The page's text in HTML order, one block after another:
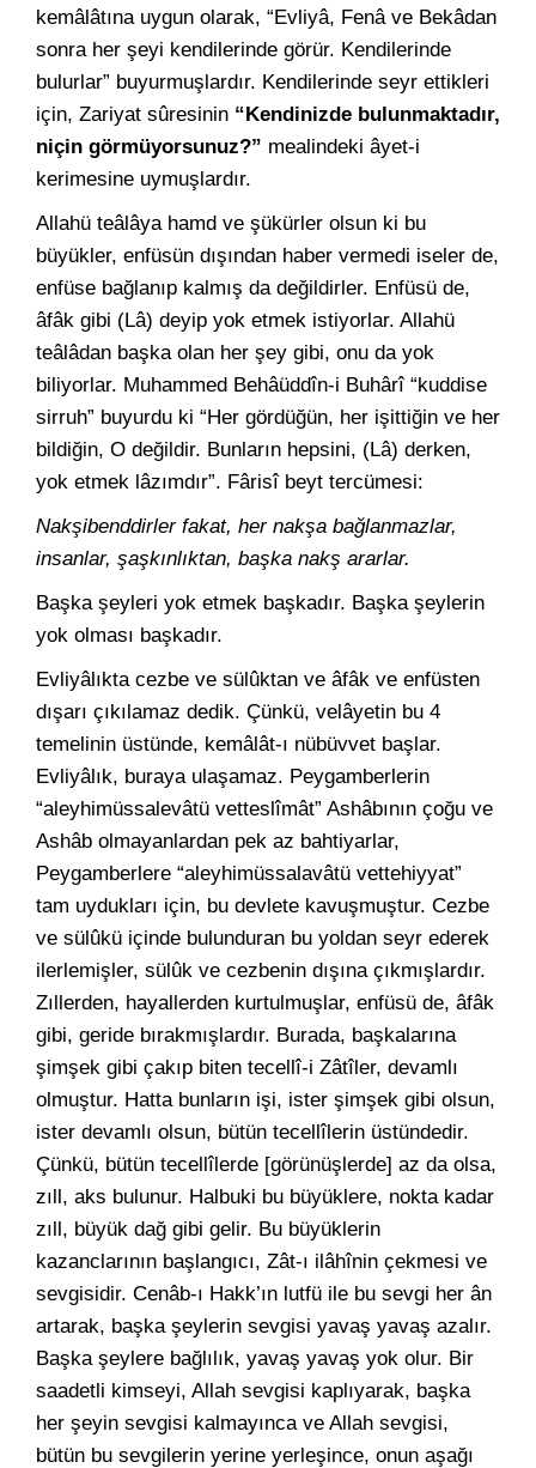
kemâlâtına uygun olarak, “Evliyâ, Fenâ ve Bekâdan
sonra her şeyi kendilerinde görür. Kendilerinde
bulurlar” buyurmuşlardır. Kendilerinde seyr ettikleri
için, Zariyat sûresinin “Kendinizde bulunmaktadır,
niçin görmüyorsunuz?” mealindeki âyet-i
kerimesine uymuşlardır.
Allahü teâlâya hamd ve şükürler olsun ki bu
büyükler, enfüsün dışından haber vermedi iseler de,
enfüse bağlanıp kalmış da değildirler. Enfüsü de,
âfâk gibi (Lâ) deyip yok etmek istiyorlar. Allahü
teâlâdan başka olan her şey gibi, onu da yok
biliyorlar. Muhammed Behâüddîn-i Buhârî “kuddise
sirruh” buyurdu ki “Her gördüğün, her işittiğin ve her
bildiğin, O değildir. Bunların hepsini, (Lâ) derken,
yok etmek lâzımdır”. Fârisî beyt tercümesi:
Nakşibenddirler fakat, her nakşa bağlanmazlar,
insanlar, şaşkınlıktan, başka nakş ararlar.
Başka şeyleri yok etmek başkadır. Başka şeylerin
yok olması başkadır.
Evliyâlıkta cezbe ve sülûktan ve âfâk ve enfüsten
dışarı çıkılamaz dedik. Çünkü, velâyetin bu 4
temelinin üstünde, kemâlât-ı nübüvvet başlar.
Evliyâlık, buraya ulaşamaz. Peygamberlerin
“aleyhimüssalevâtü vetteslîmât” Ashâbının çoğu ve
Ashâb olmayanlardan pek az bahtiyarlar,
Peygamberlere “aleyhimüssalavâtü vettehiyyat”
tam uydukları için, bu devlete kavuşmuştur. Cezbe
ve sülûkü içinde bulunduran bu yoldan seyr ederek
ilerlemişler, sülûk ve cezbenin dışına çıkmışlardır.
Zıllerden, hayallerden kurtulmuşlar, enfüsü de, âfâk
gibi, geride bırakmışlardır. Burada, başkalarına
şimşek gibi çakıp biten tecellî-i Zâtîler, devamlı
olmuştur. Hatta bunların işi, ister şimşek gibi olsun,
ister devamlı olsun, bütün tecellîlerin üstündedir.
Çünkü, bütün tecellîlerde [görünüşlerde] az da olsa,
zıll, aks bulunur. Halbuki bu büyüklere, nokta kadar
zıll, büyük dağ gibi gelir. Bu büyüklerin
kazanclarının başlangıcı, Zât-ı ilâhînin çekmesi ve
sevgisidir. Cenâb-ı Hakk’ın lutfü ile bu sevgi her ân
artarak, başka şeylerin sevgisi yavaş yavaş azalır.
Başka şeylere bağlılık, yavaş yavaş yok olur. Bir
saadetli kimseyi, Allah sevgisi kaplıyarak, başka
her şeyin sevgisi kalmayınca ve Allah sevgisi,
bütün bu sevgilerin yerine yerleşince, onun aşağı